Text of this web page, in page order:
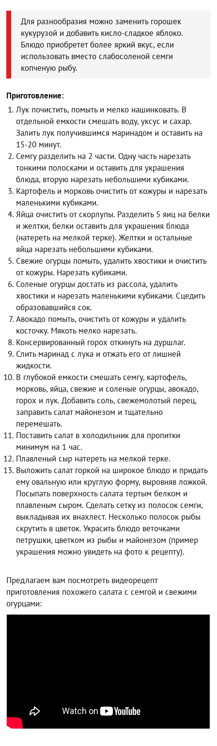
Для разнообразия можно заменить горошек
кукурузой и добавить кисло-сладкое яблоко.
Блюдо приобретет более яркий вкус, если
использовать вместо слабосоленой семги
копченую рыбу.
Приготовление:
Лук почистить, помыть и мелко нашинковать. В
отдельной емкости смешать воду, уксус и сахар.
Залить лук получившимся маринадом и оставить на
15-20 минут.
Семгу разделить на 2 части. Одну часть нарезать
тонкими полосками и оставить для украшения
блюда, вторую нарезать небольшими кубиками.
Картофель и морковь очистить от кожуры и нарезать
маленькими кубиками.
Яйца очистить от скорлупы. Разделить 5 яиц на белки
и желтки, белки оставить для украшения блюда
(натереть на мелкой терке). Желтки и остальные
яйца нарезать небольшими кубиками.
Свежие огурцы помыть, удалить хвостики и очистить
от кожуры. Нарезать кубиками.
Соленые огурцы достать из рассола, удалить
хвостики и нарезать маленькими кубиками. Сцедить
образовавшийся сок.
Авокадо помыть, очистить от кожуры и удалить
косточку. Мякоть мелко нарезать.
Консервированный горох откинуть на дуршлаг.
Слить маринад с лука и отжать его от лишней
жидкости.
В глубокой емкости смешать семгу, картофель,
морковь, яйца, свежие и соленые огурцы, авокадо,
горох и лук. Добавить соль, свежемолотый перец,
заправить салат майонезом и тщательно
перемешать.
Поставить салат в холодильник для пропитки
минимум на 1 час.
Плавленый сыр натереть на мелкой терке.
Выложить салат горкой на широкое блюдо и придать
ему овальную или круглую форму, выровняв ложкой.
Посыпать поверхность салата тертым белком и
плавленым сыром. Сделать сетку из полосок семги,
выкладывая их внахлест. Несколько полосок рыбы
скрутить в цветок. Украсить блюдо веточками
петрушки, цветком из рыбы и майонезом (пример
украшения можно увидеть на фото к рецепту).
Предлагаем вам посмотреть видеорецепт
приготовления похожего салата с семгой и свежими
огурцами: